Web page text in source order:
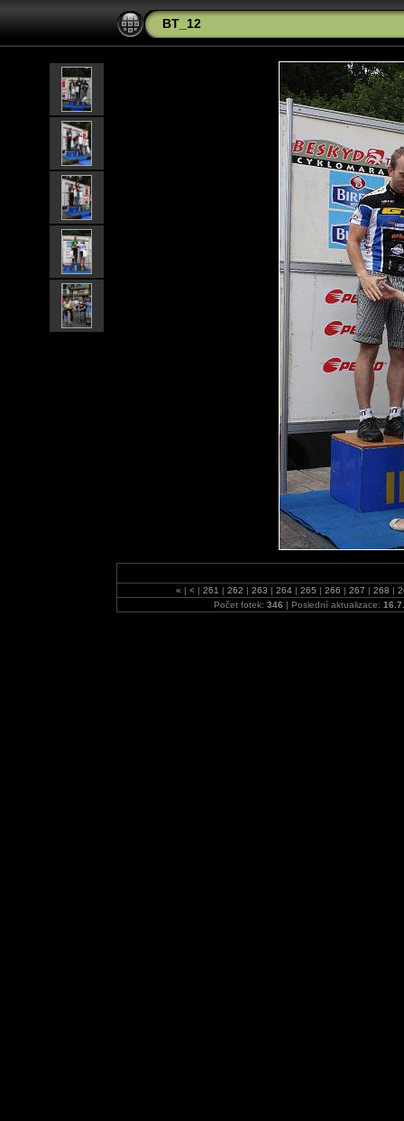
BT_12
« | < | 261 | 262 | 263 | 264 | 265 | 266 | 267 | 268 |
Počet fotek: 346 | Poslední aktualizace: